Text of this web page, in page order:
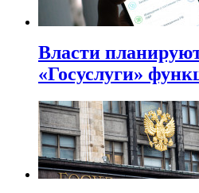
Власти
«Госуслуги»